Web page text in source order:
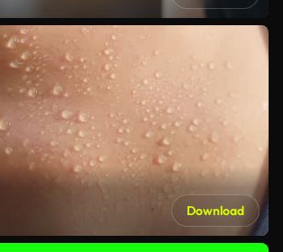
Download